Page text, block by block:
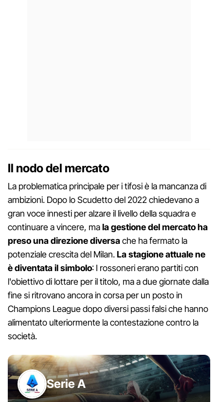
Il nodo del mercato
La problematica principale per i tifosi è la mancanza di
ambizioni. Dopo lo Scudetto del 2022 chiedevano a
gran voce innesti per alzare il livello della squadra e
continuare a vincere, mala gestione del mercato ha
preso una direzione diversache ha fermato la
potenziale crescita del Milan.La stagione attuale ne
è diventata il simbolo: I rossoneri erano partiti con
l'obiettivo di lottare per il titolo, ma a due giornate dalla
fine si ritrovano ancora in corsa per un posto in
Champions League dopo diversi passi falsi che hanno
alimentato ulteriormente la contestazione contro la
società.
Serie A